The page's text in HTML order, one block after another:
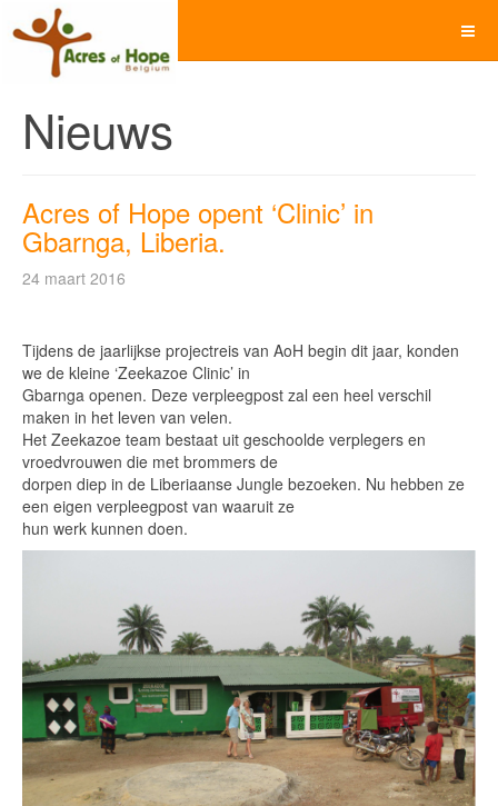
Nieuws
Acres of Hope opent ‘Clinic’ in
Gbarnga, Liberia.
24 maart 2016
Tijdens de jaarlijkse projectreis van AoH begin dit jaar, konden
we de kleine ‘Zeekazoe Clinic’ in
Gbarnga openen. Deze verpleegpost zal een heel verschil
maken in het leven van velen.
Het Zeekazoe team bestaat uit geschoolde verplegers en
vroedvrouwen die met brommers de
dorpen diep in de Liberiaanse Jungle bezoeken. Nu hebben ze
een eigen verpleegpost van waaruit ze
hun werk kunnen doen.